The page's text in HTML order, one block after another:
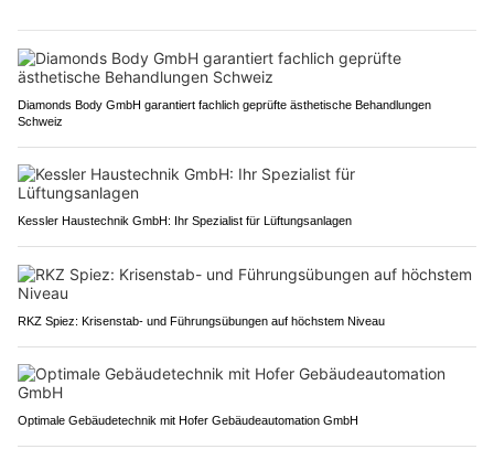
Diamonds Body GmbH garantiert fachlich geprüfte ästhetische Behandlungen
Schweiz
Kessler Haustechnik GmbH: Ihr Spezialist für Lüftungsanlagen
RKZ Spiez: Krisenstab- und Führungsübungen auf höchstem Niveau
Optimale Gebäudetechnik mit Hofer Gebäudeautomation GmbH